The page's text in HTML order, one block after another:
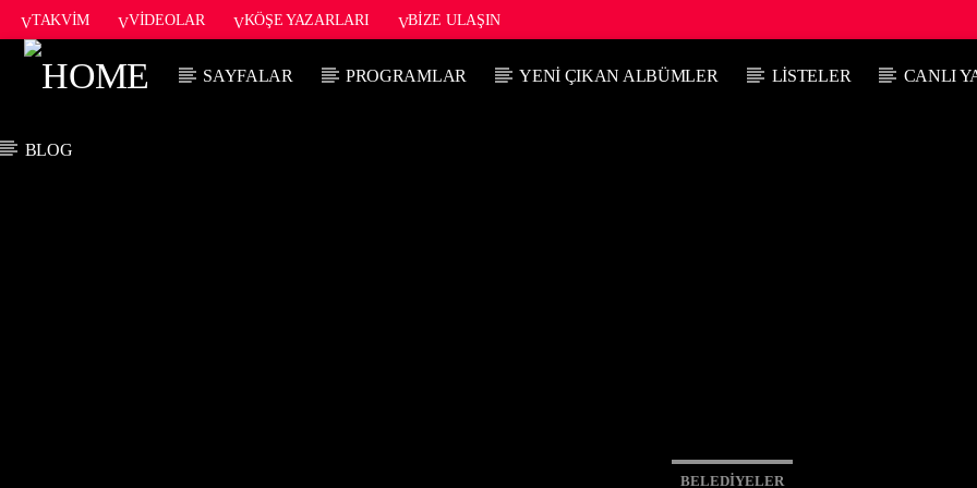
TAKVIM VIDEOLAR KÖŞE YAZARLARI BIZE ULAŞIN
SAYFALAR PROGRAMLAR YENI ÇIKAN ALBÜMLER LISTELER CANLI
BLOG
BELEDIYELER